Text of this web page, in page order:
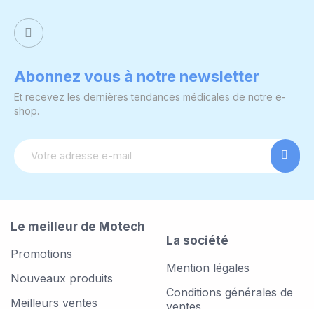
Abonnez vous à notre newsletter
Et recevez les dernières tendances médicales de notre e-
shop.
Le meilleur de Motech
Promotions
Nouveaux produits
Meilleurs ventes
La société
Mention légales
Conditions générales de
ventes